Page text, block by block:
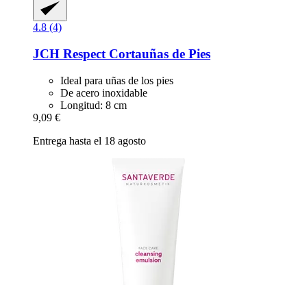
4.8 (4)
JCH Respect Cortauñas de Pies
Ideal para uñas de los pies
De acero inoxidable
Longitud: 8 cm
9,09 €
Entrega hasta el 18 agosto